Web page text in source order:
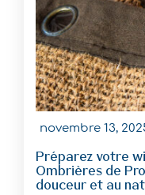
novembre 13,
Préparez votre
Ombrières de
douceur et au